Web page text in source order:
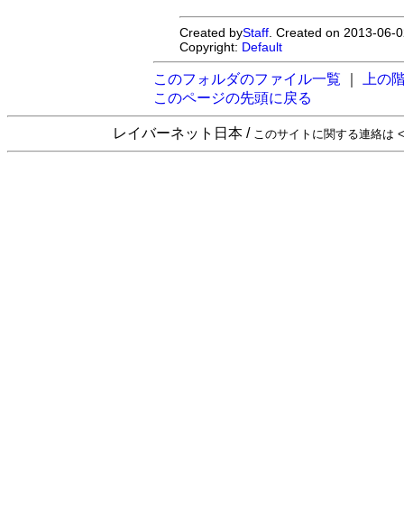
Created byStaff . Created on 2013-
Copyright: Default
このフォルダのファイル一覧
上の
このページの先頭に戻る
レイバーネット日本 / このサイトに関する連絡は